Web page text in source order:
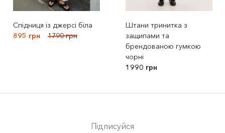
Спідниця із джерсі біла
895 грн
1790 грн
Штани тринитка з
защипами та
брендованою гумкою
чорні
1990 грн
Підписуйся